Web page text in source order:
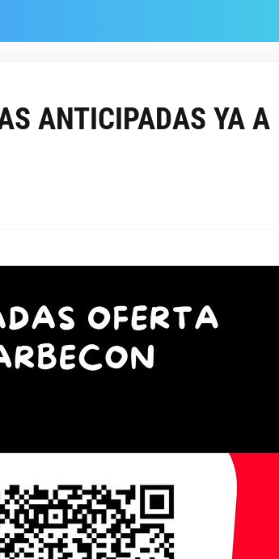
ANTICIPADAS YA